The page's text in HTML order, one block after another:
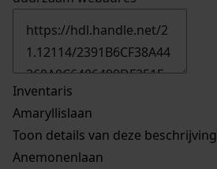
Inventaris
Amaryllislaan
Toon details van deze beschrijving
Anemonenlaan